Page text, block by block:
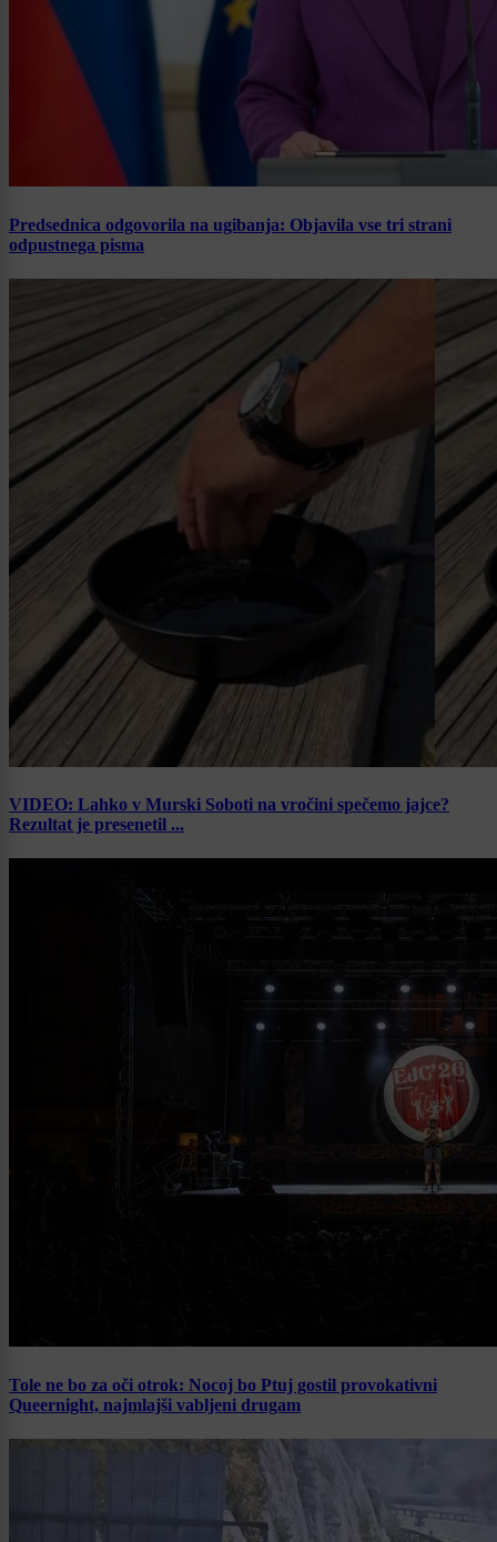
Predsednica odgovorila na ugibanja: Objavila vse tri strani
odpustnega pisma
VIDEO: Lahko v Murski Soboti na vročini spečemo jajce?
Rezultat je presenetil ...
Tole ne bo za oči otrok: Nocoj bo Ptuj gostil provokativni
Queernight, najmlajši vabljeni drugam